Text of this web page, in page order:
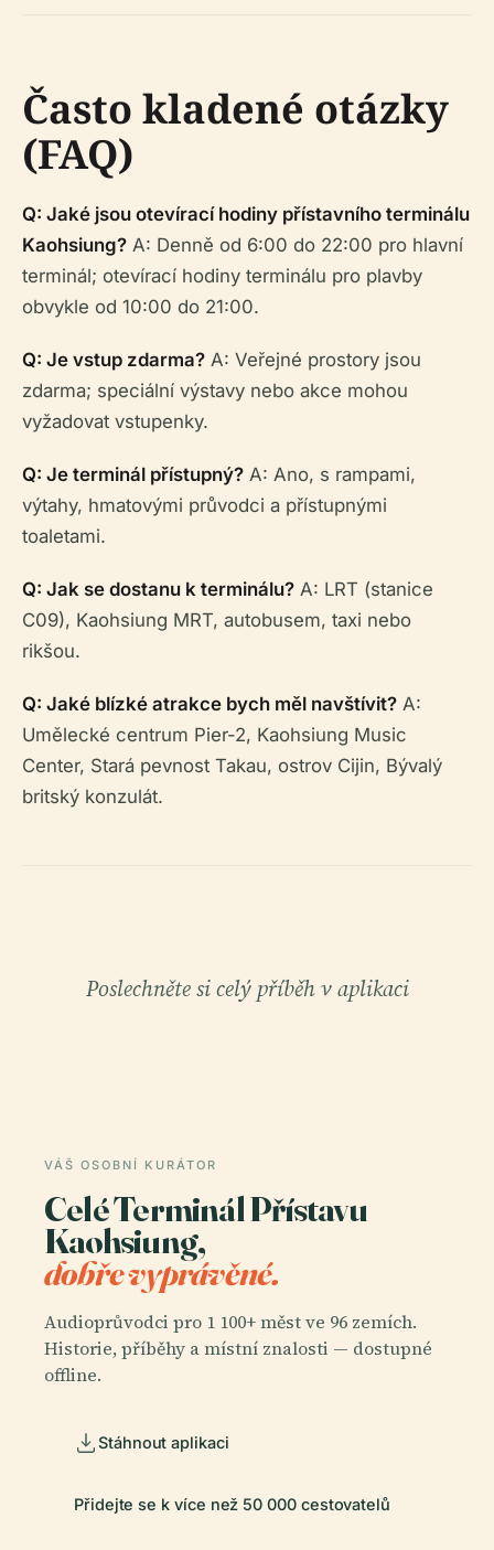
Často kladené otázky
(FAQ)
Q: Jaké jsou otevírací hodiny přístavního terminálu
Kaohsiung? A: Denně od 6:00 do 22:00 pro hlavní
terminál; otevírací hodiny terminálu pro plavby
obvykle od 10:00 do 21:00.
Q: Je vstup zdarma? A: Veřejné prostory jsou
zdarma; speciální výstavy nebo akce mohou
vyžadovat vstupenky.
Q: Je terminál přístupný? A: Ano, s rampami,
výtahy, hmatovými průvodci a přístupnými
toaletami.
Q: Jak se dostanu k terminálu? A: LRT (stanice
C09), Kaohsiung MRT, autobusem, taxi nebo
rikšou.
Q: Jaké blízké atrakce bych měl navštívit? A:
Umělecké centrum Pier-2, Kaohsiung Music
Center, Stará pevnost Takau, ostrov Cijin, Bývalý
britský konzulát.
Poslechněte si celý příběh v aplikaci
VÁŠ OSOBNÍ KURÁTOR
Celé Terminál Přístavu
Kaohsiung,
dobře vyprávěné.
Audioprůvodci pro 1 100+ měst ve 96 zemích.
Historie, příběhy a místní znalosti — dostupné
offline.
Stáhnout aplikaci
Přidejte se k více než 50 000 cestovatelů